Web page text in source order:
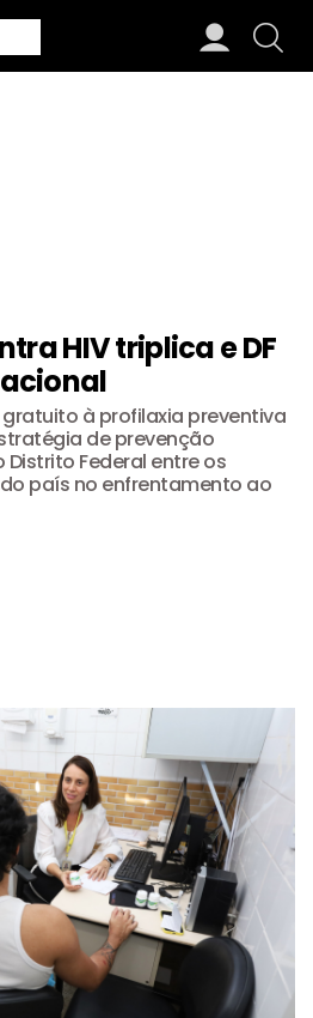
HIV triplica e DF
à profilaxia preventiva
de prevenção
Federal entre os
país no enfrentamento ao